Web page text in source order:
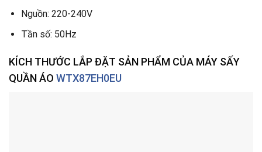
Nguồn: 220-240V
Tần số: 50Hz
KÍCH THƯỚC LẮP ĐẶT SẢN PHẨM CỦA MÁY SẤY
QUẦN ÁO WTX87EH0EU